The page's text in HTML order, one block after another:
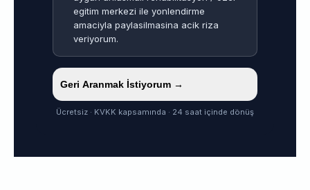
egitim merkezi ile yonlendirme
amaciyla paylasilmasina acik riza
veriyorum.
Geri Aranmak İstiyorum →
Ücretsiz · KVKK kapsamında · 24 saat içinde dönüş